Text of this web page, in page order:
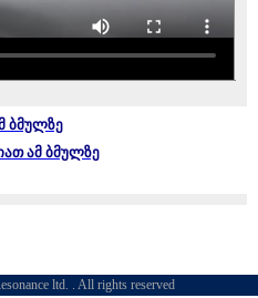
ბმულზე
ამ ბმულზე
ltd. . All rights reserved